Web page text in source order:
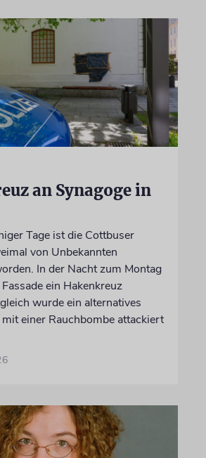
an Synagoge in
Tage ist die Cottbuser
von Unbekannten
In der Nacht zum Montag
ein Hakenkreuz
wurde ein alternatives
einer Rauchbombe attackiert